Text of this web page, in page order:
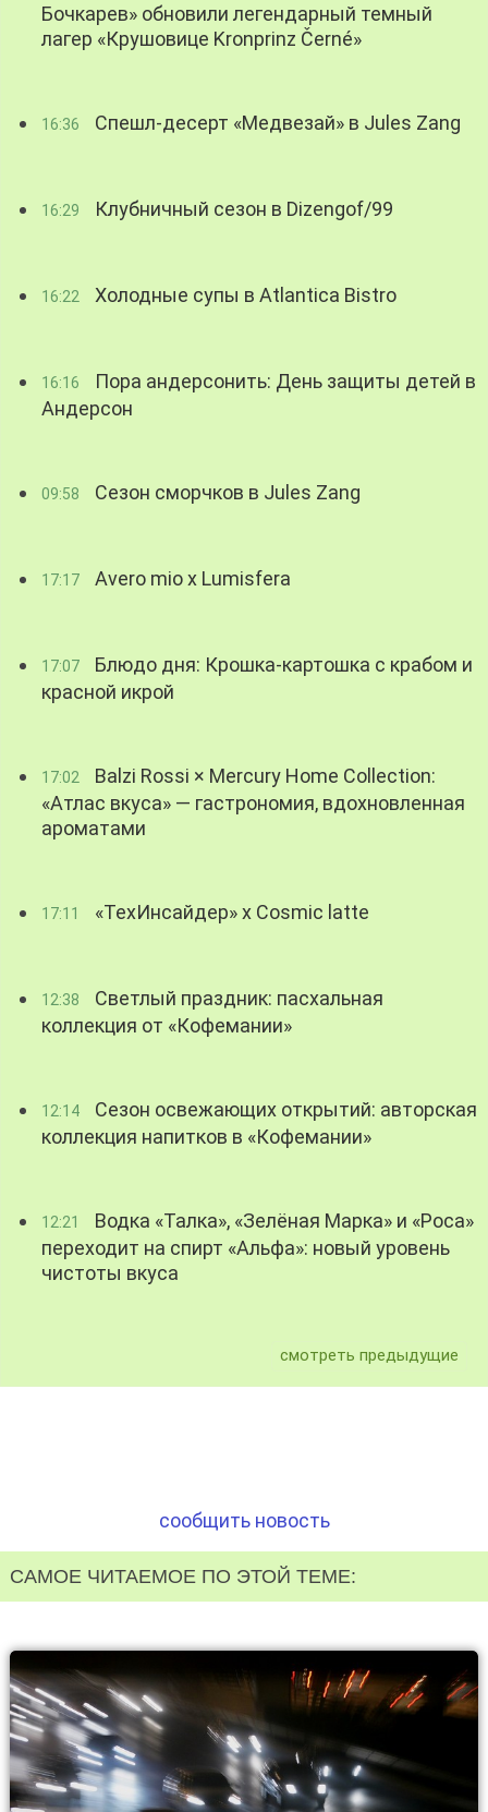
Бочкарев» обновили легендарный темный
лагер «Крушовице Kronprinz Černé»
16:36 Спешл-десерт «Медвезай» в Jules Zang
16:29 Клубничный сезон в Dizengof/99
16:22 Холодные супы в Atlantica Bistro
16:16
Пора андерсонить: День защиты детей в
Андерсон
09:58 Сезон сморчков в Jules Zang
17:17 Avero mio x Lumisfera
17:07
Блюдо дня: Крошка-картошка с крабом и
красной икрой
17:02
Balzi Rossi × Mercury Home Collection:
«Атлас вкуса» — гастрономия, вдохновленная
ароматами
17:11 «ТехИнсайдер» х Cosmic latte
12:38
Светлый праздник: пасхальная
коллекция от «Кофемании»
12:14
Сезон освежающих открытий: авторская
коллекция напитков в «Кофемании»
12:21
Водка «Талка», «Зелёная Марка» и «Роса»
переходит на спирт «Альфа»: новый уровень
чистоты вкуса
смотреть предыдущие
сообщить новость
САМОЕ ЧИТАЕМОЕ ПО ЭТОЙ ТЕМЕ: